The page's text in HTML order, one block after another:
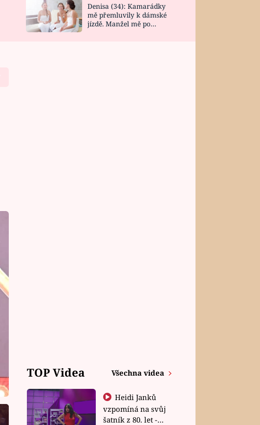
DESIGN
Denisa (34): Kamarádky
mě přemluvily k dámské
jízdě. Manžel mě po
TOP Videa Všechna videa
Heidi Janků
vzpomíná na svůj
šatník z 80. let -